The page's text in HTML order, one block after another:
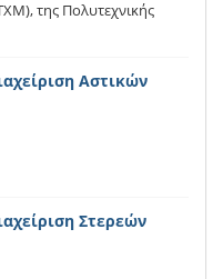
της Πολυτεχνικής
Αστικών
Στερεών